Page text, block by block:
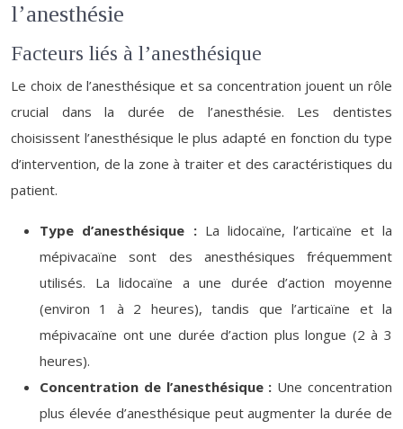
l’anesthésie
Facteurs liés à l’anesthésique
Le choix de l’anesthésique et sa concentration jouent un rôle
crucial dans la durée de l’anesthésie. Les dentistes
choisissent l’anesthésique le plus adapté en fonction du type
d’intervention, de la zone à traiter et des caractéristiques du
patient.
Type d’anesthésique : La lidocaïne, l’articaïne et la
mépivacaïne sont des anesthésiques fréquemment
utilisés. La lidocaïne a une durée d’action moyenne
(environ 1 à 2 heures), tandis que l’articaïne et la
mépivacaïne ont une durée d’action plus longue (2 à 3
heures).
Concentration de l’anesthésique : Une concentration
plus élevée d’anesthésique peut augmenter la durée de